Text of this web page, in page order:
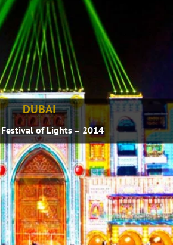
DUBAI
Festival of Lights – 2014